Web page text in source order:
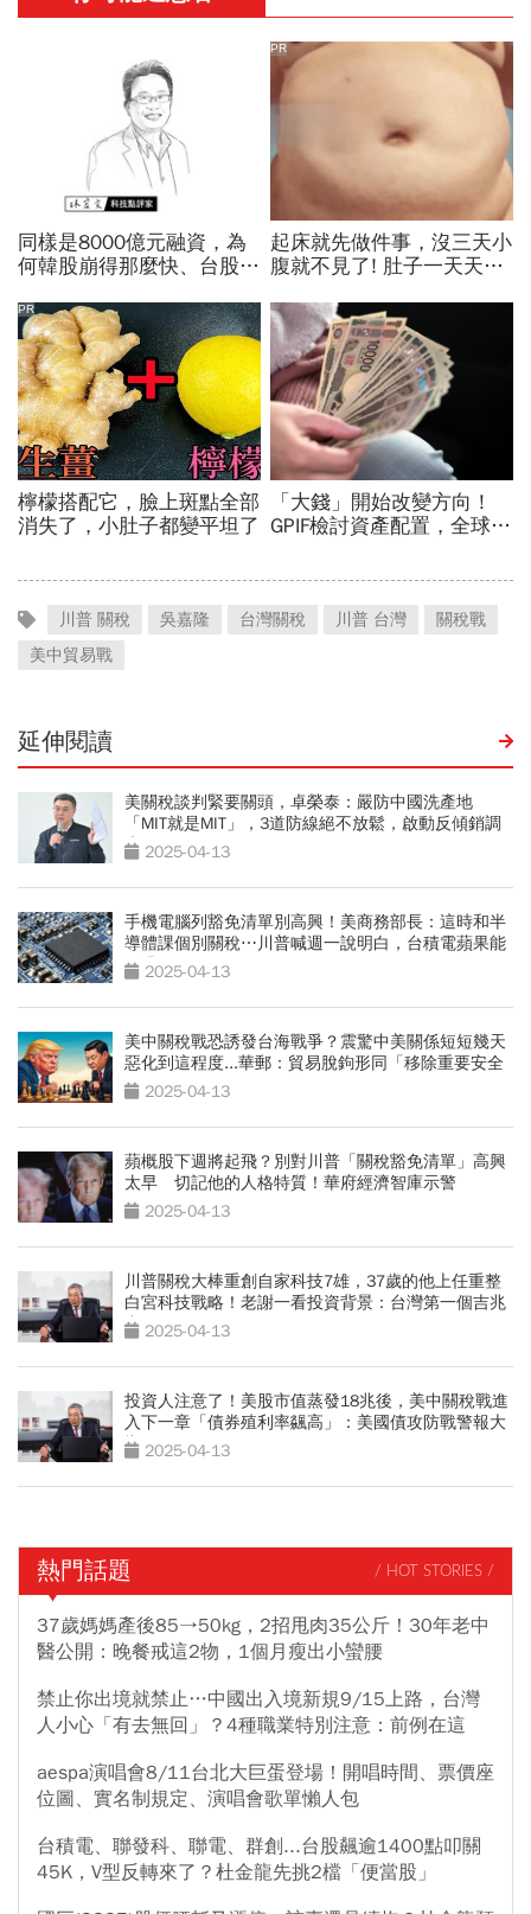
川普 關稅 吳嘉隆 台灣關稅 川普 台灣
關稅戰
美中貿易戰
延伸閱讀
美關稅談判緊要關頭，卓榮泰：嚴防中國洗產地
「MIT就是MIT」，3道防線絕不放鬆，啟動反傾銷調
查 2025-04-13
手機電腦列豁免清單別高興！美商務部長：這時和半
導體課個別關稅⋯川普喊週一說明白，台積電蘋果能
閃過？
2025-04-13
美中關稅戰恐誘發台海戰爭？震驚中美關係短短幾天
惡化到這程度...華郵：貿易脫鉤形同「移除重要安全
閥」2025-04-13
蘋概股下週將起飛？別對川普「關稅豁免清單」高興
太早 切記他的人格特質！華府經濟智庫示警
2025-04-13
川普關稅大棒重創自家科技7雄，37歲的他上任重整
白宮科技戰略！老謝一看投資背景：台灣第一個吉兆
出現了
2025-04-13
投資人注意了！美股市值蒸發18兆後，美中關稅戰進
入下一章「債券殖利率飊高」：美國債攻防戰警報大
響 2025-04-13
熱門話題 / HOT STORIES /
37歲媽媽產後85→50kg，2招甩肉35公斤！30年老中
醫公開：晚餐戒這2物，1個月瘦出小蠻腰
禁止你出境就禁止…中國出入境新規9/15上路，台灣
人小心「有去無回」？4種職業特別注意：前例在這
aespa演唱會8/11台北大巨蛋登場！開唱時間、票價座
位圖、實名制規定、演唱會歌單懶人包
台積電、聯發科、聯電、群創...台股飆逾1400點叩關
45K，V型反轉來了？杜金龍先挑2檔「便當股」